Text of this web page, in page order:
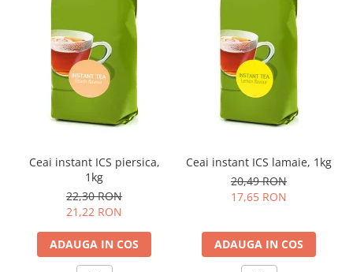
Ceai instant ICS piersica,
1kg
22,30 RON
21,22 RON
ADAUGA IN COS
Ceai instant ICS lamaie, 1kg
20,49 RON
17,65 RON
ADAUGA IN COS